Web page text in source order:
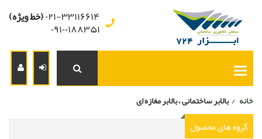
۰۲۱-۳۳۱۱۶۶۱۴(خط ویژه)
۰۹۱۰۰۱۸۸۳۵۱
خانه /بالابر ساختمانی ، بالابر مغازه ای
گروه های محصول